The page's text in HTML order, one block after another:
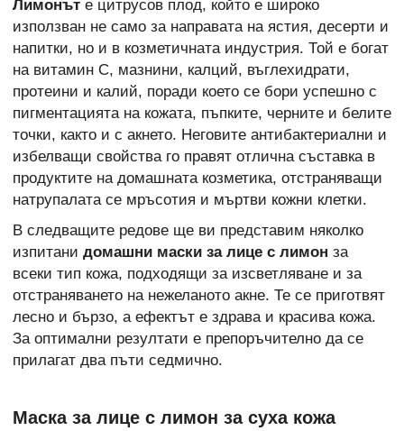
Лимонът е цитрусов плод, който е широко
използван не само за направата на ястия, десерти и
напитки, но и в козметичната индустрия. Той е богат
на витамин C, мазнини, калций, въглехидрати,
протеини и калий, поради което се бори успешно с
пигментацията на кожата, пъпките, черните и белите
точки, както и с акнето. Неговите антибактериални и
избелващи свойства го правят отлична съставка в
продуктите на домашната козметика, отстраняващи
натрупалата се мръсотия и мъртви кожни клетки.
В следващите редове ще ви представим няколко
изпитани домашни маски за лице с лимон за
всеки тип кожа, подходящи за изсветляване и за
отстраняването на нежеланото акне. Те се приготвят
лесно и бързо, а ефектът е здрава и красива кожа.
За оптимални резултати е препоръчително да се
прилагат два пъти седмично.
Маска за лице с лимон за суха кожа